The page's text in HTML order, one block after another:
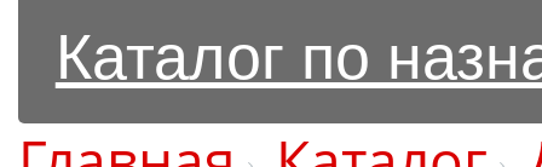
Каталог по